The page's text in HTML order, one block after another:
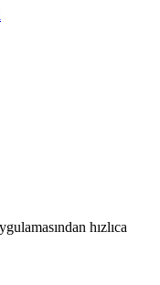
hızlıca